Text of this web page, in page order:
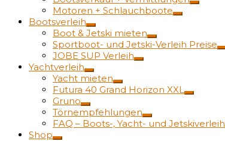
Motoren + Schlauchboote
Bootsverleih
Boot & Jetski mieten
Sportboot- und Jetski-Verleih Preise
JOBE SUP Verleih
Yachtverleih
Yacht mieten
Futura 40 Grand Horizon XXL
Gruno
Törnempfehlungen
FAQ – Boots-, Yacht- und Jetskiverleih
Shop